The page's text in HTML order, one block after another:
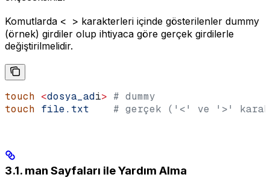
Komutlarda < > karakterleri içinde gösterilenler dummy
(örnek) girdiler olup ihtiyaca göre gerçek girdilerle
değiştirilmelidir.
touch <dosya_adi> # dummy
touch file.txt
# gerçek ('<' ve '>'
3.1. man Sayfaları ile Yardım Alma